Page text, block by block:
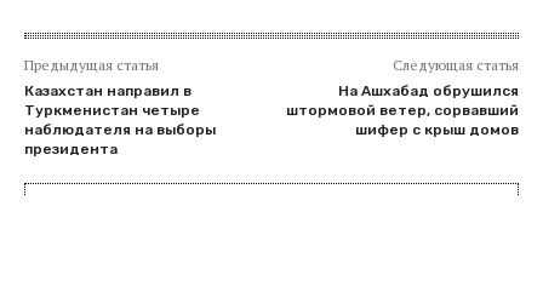
Предыдущая статья
Казахстан направил в
Туркменистан четыре
наблюдателя на выборы
президента
Следующая статья
На Ашхабад обрушился
штормовой ветер, сорвавший
шифер с крыш домов